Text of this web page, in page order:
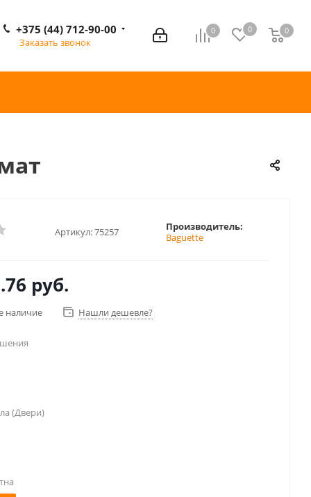
0 0 0
0
+375 (44) 712-90-00
Заказать звонок
Артикул:75257
Производитель:
Baguette
руб.
наличие Нашли дешевле?
(Двери)